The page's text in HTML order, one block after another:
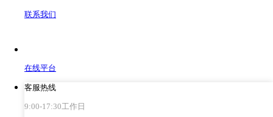
联系我们
在线平台
客服热线
9:00-17:30工作日